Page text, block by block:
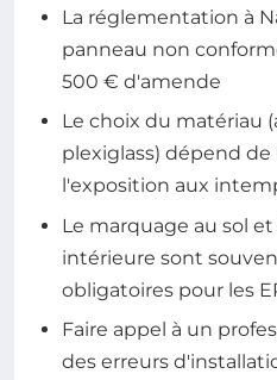
La réglementation à
panneau non
500 € d'amende
Le choix du matériau
plexiglass) dépend
l'exposition aux
Le marquage au sol
intérieure sont
obligatoires pour les
Faire appel à un
des erreurs